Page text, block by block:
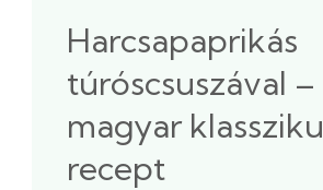
Harcsapaprikás
túróscsuszával –
magyar
recept